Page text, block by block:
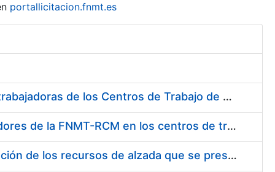
portallicitacion.fnmt.es
Suministro de Protectores Auditivos a medida para las personas trabajadoras de los Centros de Trabajo de Madrid y Burgos
Suministro de gafas graduadas antiproyecciones para los trabajadores de la FNMT-RCM en los centros de trabajo de Madrid y Burgos
Servicios de una empresa externa para el asesoramiento y resolución de los recursos de alzada que se presentan relacionados con procesos de selección para la FNMT-RCM